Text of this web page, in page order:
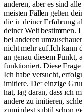
anderen, aber es sind
meisten Fällen gelten
die in deiner Erfahrung
deiner Welt bestimmen.
bei anderen
nicht mehr auf.Ich kann
an genau diesem Punkt,
funktioniert. Diese
Ich habe versucht,
imitiere. Der einzige
hat, lag daran, dass ich
andere zu imitieren,
zumindest subtil schon